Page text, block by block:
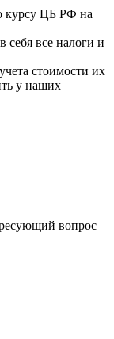
курсу ЦБ РФ на
себя все налоги и
стоимости их
у наших
вопрос